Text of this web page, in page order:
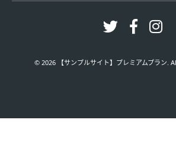
© 2026 【サンプルサイト】プレミアムプラン.